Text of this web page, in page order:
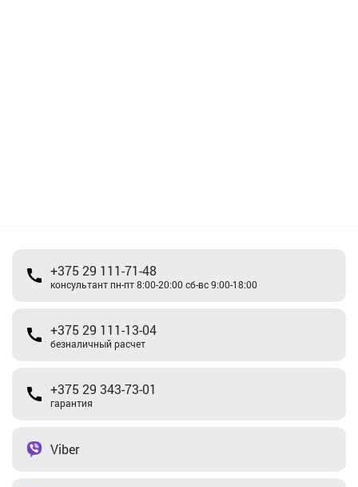
+375 29 111-71-48
консультант пн-пт 8:00-20:00 сб-вс 9:00-18:00
+375 29 111-13-04
безналичный расчет
+375 29 343-73-01
гарантия
Viber